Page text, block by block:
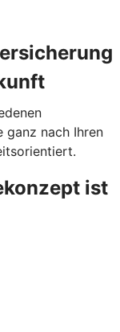
ganz nach Ihren
ist